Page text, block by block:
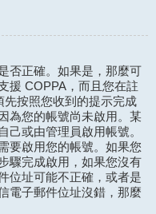
否正確。如果是，那麼可
援 COPPA，而且您在註
先按照您收到的提示完成
為您的帳號尚未啟用。某
己或由管理員啟用帳號。
要啟用您的帳號。如果您
驟完成啟用，如果您沒有
位址可能不正確，或者是
電子郵件位址沒錯，那麼